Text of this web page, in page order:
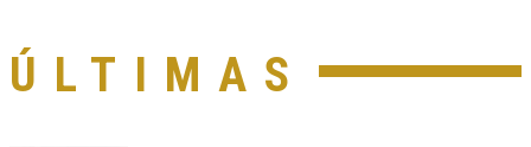
ÚLTIMAS